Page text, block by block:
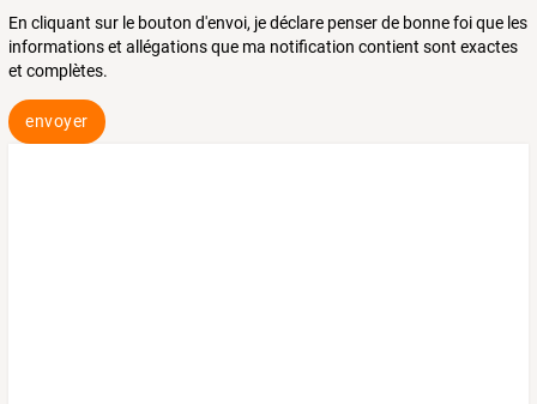
En cliquant sur le bouton d'envoi, je déclare penser de bonne foi que les
informations et allégations que ma notification contient sont exactes
et complètes.
envoyer